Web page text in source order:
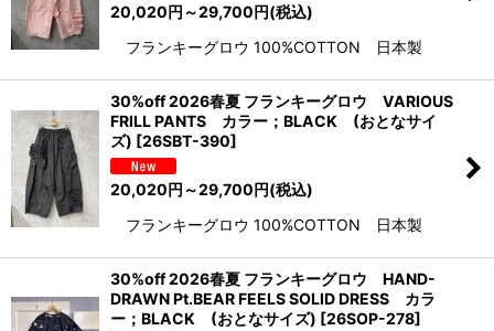
20,020円 ～29,700円(税込)
フランキーグロウ 100%COTTON 日本製
30%off 2026春夏 フランキーグロウ VARIOUS
FRILL PANTS カラー；BLACK (おとなサイ
ズ) [26SBT-390]
20,020円 ～29,700円(税込)
フランキーグロウ 100%COTTON 日本製
30%off 2026春夏 フランキーグロウ HAND-
DRAWN Pt.BEAR FEELS SOLID DRESS カラ
ー；BLACK (おとなサイズ) [26SOP-278]